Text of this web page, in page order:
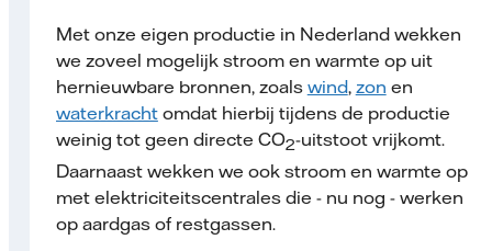
Met onze eigen productie in Nederland wekken
we zoveel mogelijk stroom en warmte op uit
hernieuwbare bronnen, zoals wind, zon en
waterkrachtomdat hierbij tijdens de productie
weinig tot geen directe CO2-uitstoot vrijkomt.
Daarnaast wekken we ook stroom en warmte op
met elektriciteits­centrales die - nu nog - werken
op aardgas of restgassen.